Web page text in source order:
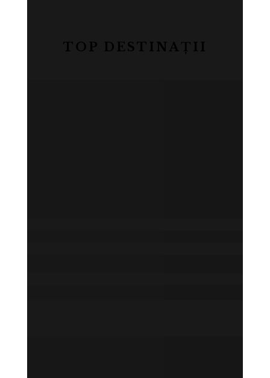
TOP DESTINAȚII